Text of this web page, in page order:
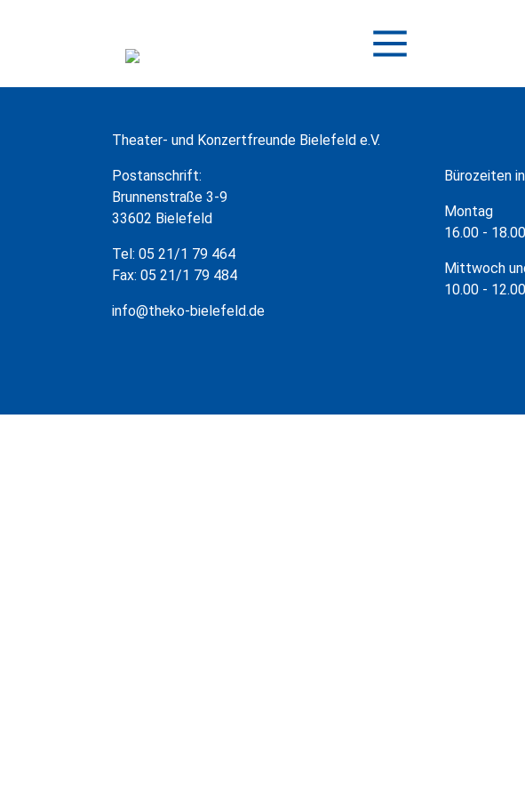
Theater- und Konzertfreunde Bielefeld e.V.
Postanschrift:
Brunnenstraße 3-9
33602 Bielefeld
Tel: 05 21/1 79 464
Fax: 05 21/1 79 484
info@theko-bielefeld.de
Bürozeiten
Montag
16.00 -
Mittwoch
10.00 -